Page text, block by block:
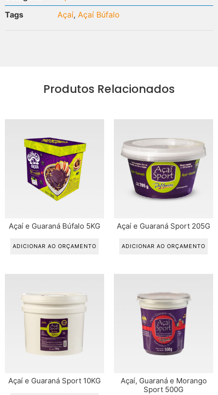
Tags
Açaí, Açaí Búfalo
Produtos Relacionados
Açaí e Guaraná Búfalo 5KG
ADICIONAR AO ORÇAMENTO
Açaí e Guaraná Sport 205G
ADICIONAR AO ORÇAMENTO
Açaí e Guaraná Sport 10KG
Açaí, Guaraná e Morango
Sport 500G